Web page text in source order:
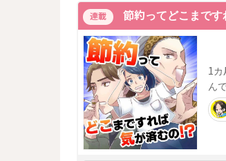
連載 節約ってどこまです
1
ん